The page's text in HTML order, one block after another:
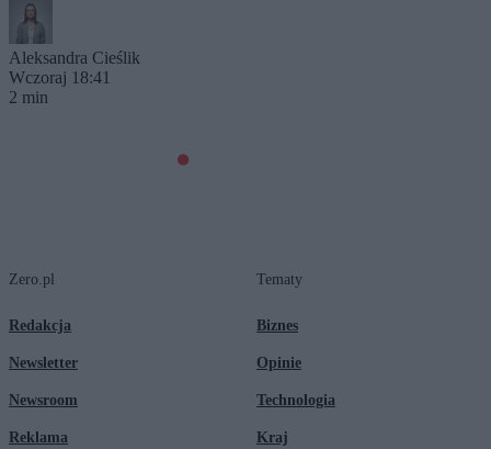
Aleksandra Cieślik
Wczoraj 18:41
2 min
Zero.pl
Redakcja
Newsletter
Newsroom
Reklama
Tematy
Biznes
Opinie
Technologia
Kraj